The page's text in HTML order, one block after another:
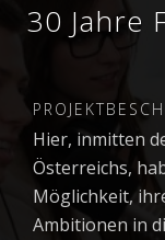
30 Jahre
Hier, inmitten
Österreichs,
Möglichkeit,
Ambitionen in